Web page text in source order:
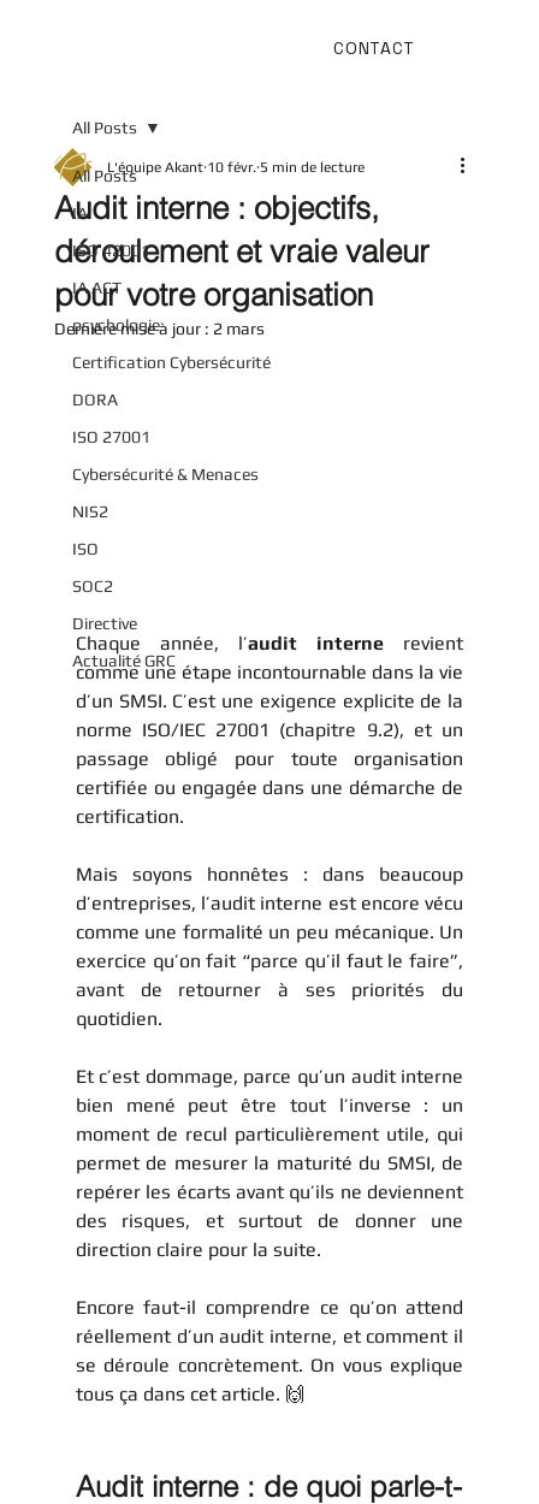
CONTACT
All Posts
IA
ISO 42001
IA ACT
psychologie
Certification Cybersécurité
DORA
ISO 27001
Cybersécurité & Menaces
NIS2
ISO
SOC2
Directive
Actualité GRC
All Posts
Audit interne : objectifs,
déroulement et vraie valeur
pour votre organisation
L'équipe Akant 10 févr. 5 min de lecture
Dernière mise à jour : 2 mars
Chaque année, l’audit interne revient
comme une étape incontournable dans la vie
d’un SMSI. C’est une exigence explicite de la
norme ISO/IEC 27001 (chapitre 9.2), et un
passage obligé pour toute organisation
certifiée ou engagée dans une démarche de
certification.
Mais soyons honnêtes : dans beaucoup
d’entreprises, l’audit interne est encore vécu
comme une formalité un peu mécanique. Un
exercice qu’on fait “parce qu’il faut le faire”,
avant de retourner à ses priorités du
quotidien.
Et c’est dommage, parce qu’un audit interne
bien mené peut être tout l’inverse : un
moment de recul particulièrement utile, qui
permet de mesurer la maturité du SMSI, de
repérer les écarts avant qu’ils ne deviennent
des risques, et surtout de donner une
direction claire pour la suite.
Encore faut-il comprendre ce qu’on attend
réellement d’un audit interne, et comment il
se déroule concrètement. On vous explique
tous ça dans cet article. 🙌
Audit interne : de quoi parle-t-